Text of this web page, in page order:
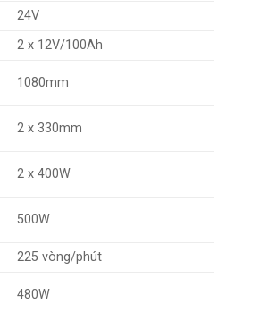
24V
2 x 12V/100Ah
1080mm
2 x 330mm
2 x 400W
500W
225 vòng/phút
480W